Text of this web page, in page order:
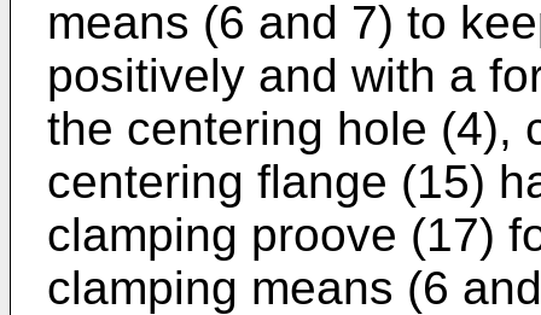
means (6 and 7) to
positively and with a
the centering hole (4),
centering flange (15)
clamping proove (17)
clamping means (6